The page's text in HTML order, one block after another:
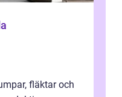
fläktar och